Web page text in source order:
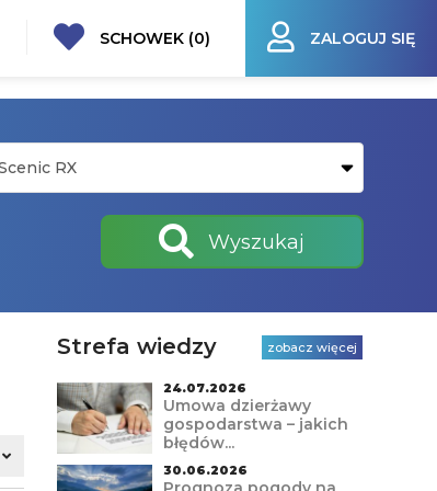
SCHOWEK (0) ZALOGUJ SIĘ
Wyszukaj
Strefa wiedzy zobacz więcej
24.07.2026
Umowa dzierżawy
gospodarstwa – jakich
błędów...
30.06.2026